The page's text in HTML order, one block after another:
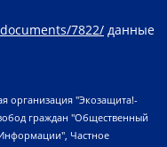
7822/ данные
Иван Юрьевич, Скворцова Елена Сергеевна, Общество с ограниченной ответственностью "Как бы инагент", Кочетков Игорь Викторович, Общество с ограниченной ответственностью "Честные выборы", Еланчик Олег Александрович, Общество с ограниченной ответственностью "Нобелевский призыв", Гималова Регина Эмилевна, Григорьев Андрей Валерьевич, Григорьева Алина Александровна, Ассоциация по содействию защите прав призывников, альтернативнослужащих и военнослужащих "Правозащитная группа "Гражданин.Армия.Право", Хисамова Регина Фаритовна, Автономная некоммерческая организация по реализации социально-правовых программ "Лилит", Дальневосточное общественное движение "Маяк", Санкт-Петербургская ЛГБТ-инициативная группа "Выход", Инициативная группа ЛГБТ+ "Реверс", Алексеев Андрей Викторович, Бекбулатова Таисия Львовна, Беляев Иван Михайлович, Владыкина Елена Сергеевна, Гельман Марат Александрович, Никульшина Вероника Юрьевна, Толоконникова Надежда Андреевна, Шендерович Виктор Анатольевич, Общество с ограниченной ответственностью "Данное сообщение", Общество с ограниченной ответственностью Издательский дом "Новая глава", Айнбиндер Александра Александровна, Московский комьюнити-центр для ЛГБТ+инициатив, Благотворительный фонд развития филантропии, Deutsche Welle (Германия, Kurt-Schumacher-Strasse 3, 53113 Bonn), Борзунова Мария Михайловна, Воробьев Виктор Викторович, Голубева Анна Львовна, Константинова Алла Михайловна, Малкова Ирина Владимировна, Мурадов Мурад Абдулгалимович, Осетинская Елизавета Николаевна, Понасенков Евгений Николаевич, Ганапольский Матвей Юрьевич, Киселев Евгений Алексеевич, Борухович Ирина Григорьевна, Дремин Иван Тимофеевич, Дубровский Дмитрий Викторович, Красноярская региональная общественная организация поддержки и развития альтернативных образовательных технологий и межкультурных коммуникаций "ИНТЕРРА", Маяковская Екатерина Алексеевна, Фейгин Марк Захарович, Филимонов Андрей Викторович, Дзугкоева Регина Николаевна, Доброхотов Роман Александрович, Дудь Юрий Александрович, Елкин Сергей Владимирович, Кругликов Кирилл Игоревич, Сабунаева Мария Леонидовна, Семенов Алексей Владимирович, Шаинян Карен Багратович, Шульман Екатерина Михайловна, Асафьев Артур Валерьевич, Вахштайн Виктор Семенович, Венедиктов Алексей Алексеевич, Лушникова Екатерина Евгеньевна, Волков Леонид Михайлович, Невзоров Александр Глебович, Пархоменко Сергей Борисович, Сироткин Ярослав Николаевич, Кара-Мурза Владимир Владимирович, Баранова Наталья Владимировна, Гозман Леонид Яковлевич, Кагарлицкий Борис Юльевич, Климарев Михаил Валерьевич, Милов Владимир Станиславович, Автономная некоммерческая организация Краснодарский центр современного искусства "Типография", Моргенштерн Алишер Тагирович, Соболь Любовь Эдуардовна, Общество с ограниченной ответственностью "ЛИЗА НОРМ", Каспаров Гарри Кимович, Ходорковский Михаил Борисович, Общество с ограниченной ответственностью "Апрельские тезисы", Данилович Ирина Брониславовна, Кашин Олег Владимирович, Петров Николай Владимирович, Пивоваров Алексей Владимирович, Соколов Михаил Владимирович, Цветкова Юлия Владимировна, Чичваркин Евгений Александрович, Комитет против пыток/Команда против пыток, Общество с ограниченной ответственностью "Первый научный", Общество с ограниченной ответственностью "Вертолет и ко", Белоцерковская Вероника Борисовна, Кац Максим Евгеньевич, Лазарева Татьяна Юрьевна, Шаведдинов Руслан Табризович, Яшин Илья Валерьевич, Общество с ограниченной ответственностью "Иноагент ААВ", Алешковский Дмитрий Петрович, Альбац Евгения Марковна, Быков Дмитрий Львович, Галямина Юлия Евгеньевна, Лойко Сергей Леонидович, Мартынов Кирилл Константинович, Медведев Сергей Александрович, Крашенинников Федор Геннадиевич, Гордеева Катерина Вл